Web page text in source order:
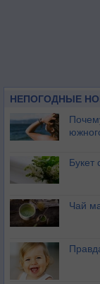
НЕПОГОДНЫЕ
Букет
Чай